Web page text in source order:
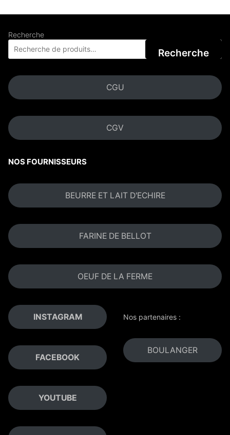
Recherche
Recherche
CGU
CGV
NOS FOURNISSEURS
BEURRE ET LAIT D'ECHIRE
FARINE DE BELLOT
OEUF DE LA FERME
INSTAGRAM
FACEBOOK
YOUTUBE
Nos partenaires :
BOULANGER